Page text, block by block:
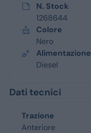
N. Stock
1268644
Colore
Nero
Alimentazione
Diesel
Dati tecnici
Trazione
Anteriore